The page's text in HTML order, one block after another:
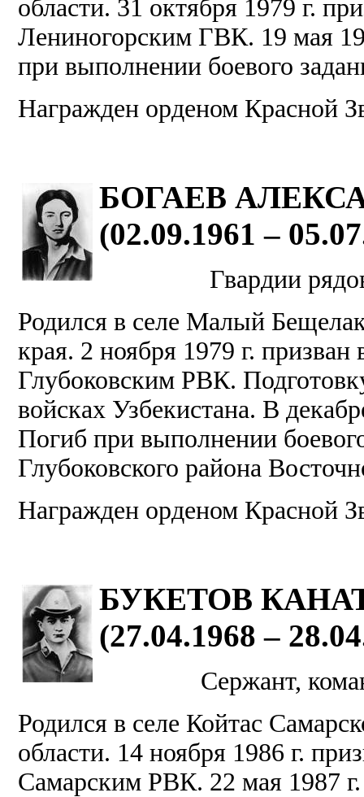
области. 31 октября 1979 г.
Лениногорским ГВК. 19 мая
при выполнении боевого
Награжден орденом Красной
БОГАЕВ
(02.09.1961 –
Гвардии
Родился в селе Малый
края. 2 ноября 1979 г.
Глубоковским РВК.
войсках Узбекистана. В
Погиб при выполнении
Глубоковского района
Награжден орденом Красной
БУКЕТОВ
(27.04.1968 –
Сержант,
Родился в селе Койтас
области. 14 ноября 1986 г.
Самарским РВК. 22 мая 1987